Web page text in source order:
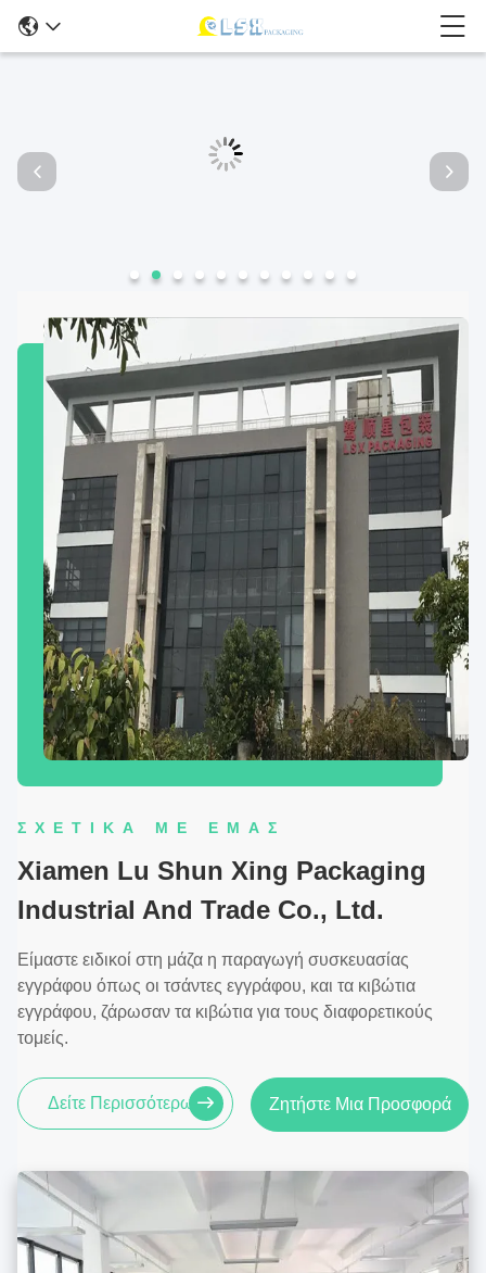
ΣΧΕΤΙΚΆ ΜΕ ΕΜΆΣ
Xiamen Lu Shun Xing Packaging
Industrial And Trade Co., Ltd.
Είμαστε ειδικοί στη μάζα η παραγωγή συσκευασίας
εγγράφου όπως οι τσάντες εγγράφου, και τα κιβώτια
εγγράφου, ζάρωσαν τα κιβώτια για τους διαφορετικούς
τομείς.
Δείτε Περισσότερων Ζητήστε Μια Προσφορά